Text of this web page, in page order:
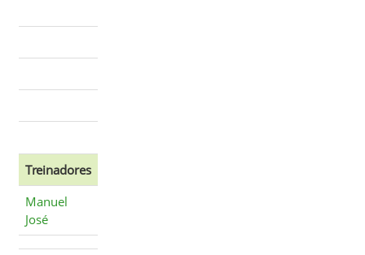
Treinadores
Manuel
José